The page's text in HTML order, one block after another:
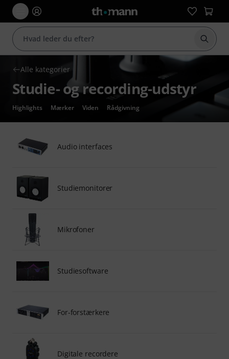
Start
Alle kategorier
Studie- og recording-udstyr
Highlights Mærker Viden Rådgivning
Audio interfaces
Studiemonitorer
Mikrofoner
Studiesoftware
For-forstærkere
Digitale recordere